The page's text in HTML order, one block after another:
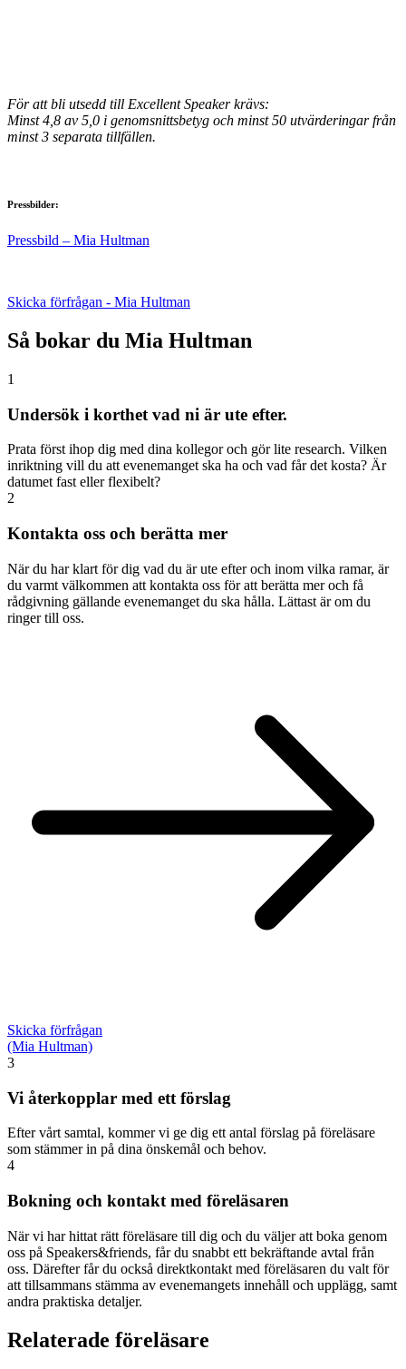
För att bli utsedd till Excellent Speaker krävs:
Minst 4,8 av 5,0 i genomsnittsbetyg och minst 50 utvärderingar från
minst 3 separata tillfällen.
Pressbilder:
Pressbild – Mia Hultman
Skicka förfrågan - Mia Hultman
Så bokar du Mia Hultman
1
Undersök i korthet vad ni är ute efter.
Prata först ihop dig med dina kollegor och gör lite research. Vilken
inriktning vill du att evenemanget ska ha och vad får det kosta? Är
datumet fast eller flexibelt?
2
Kontakta oss och berätta mer
När du har klart för dig vad du är ute efter och inom vilka ramar, är
du varmt välkommen att kontakta oss för att berätta mer och få
rådgivning gällande evenemanget du ska hålla. Lättast är om du
ringer till oss.
Skicka förfrågan
(Mia Hultman)
3
Vi återkopplar med ett förslag
Efter vårt samtal, kommer vi ge dig ett antal förslag på föreläsare
som stämmer in på dina önskemål och behov.
4
Bokning och kontakt med föreläsaren
När vi har hittat rätt föreläsare till dig och du väljer att boka genom
oss på Speakers&friends, får du snabbt ett bekräftande avtal från
oss. Därefter får du också direktkontakt med föreläsaren du valt för
att tillsammans stämma av evenemangets innehåll och upplägg, samt
andra praktiska detaljer.
Relaterade föreläsare